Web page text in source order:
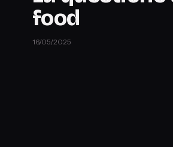
food
16/05/2025